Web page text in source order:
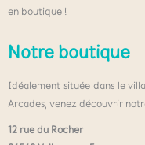
en boutique !
Notre boutique
Idéalement située dans le
Arcades, venez découvrir
12 rue du Rocher